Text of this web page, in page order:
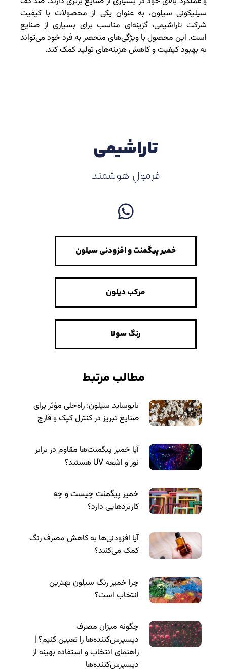
سیلیکونی سیلون، به عنوان یکی از محصولات با کیفیت
شرکت تاراشیمی، گزینه‌ای مناسب برای بسیاری از صنایع
است. این محصول با ویژگی‌های منحصر به فرد خود می‌تواند
به بهبود کیفیت و کاهش هزینه‌های تولید کمک کند.
تاراشیمی
فرمولِ هوشمند
خمیر پیگمنت و افزودنی سیلون
مرکب دیلون
رنگ سولا
مطالب مرتبط
بایوساید سیلون: راه‌حلی مؤثر برای
صنایع تبریز در کنترل کپک و قارچ
آیا خمیر پیگمنت‌ها مقاوم در برابر
نور و اشعه UV هستند؟
خمیر پیگمنت چیست و چه
کاربردهایی دارد؟
آیا افزودنی‌ها به کاهش مصرف رنگ
کمک می‌کنند؟
چرا خمیر رنگ سیلون بهترین
انتخاب است؟
چگونه میزان مصرف
دیسپرس‌کننده‌ها را تعیین کنیم؟ |
راهنمای انتخاب و استفاده بهینه از
دیسپرس‌کننده‌ها